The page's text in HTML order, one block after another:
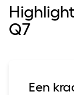
Q7
Een